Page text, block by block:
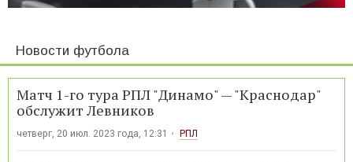
Новости футбола
Матч 1-го тура РПЛ "Динамо" — "Краснодар"
обслужит Левников
четверг, 20 июл. 2023 года, 12:31 РПЛ